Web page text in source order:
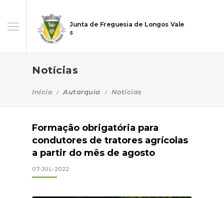
Junta de Freguesia de Longos Vale
s
Notícias
Início Autarquia Notícias
Formação obrigatória para
condutores de tratores agrícolas
a partir do mês de agosto
07-JUL-2022